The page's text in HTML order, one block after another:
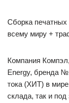
Сборка
всему миру +
Компания
Energy, бренда
тока (ХИТ) в
склада, так и